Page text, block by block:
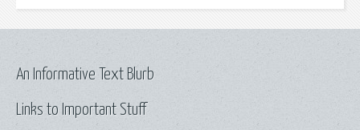
Links to Important Stuff
An Informative Text Blurb